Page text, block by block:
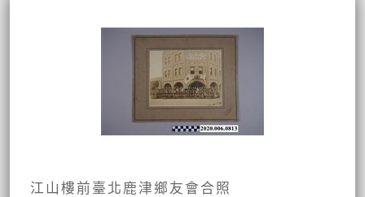
江山樓前臺北鹿津鄉友會合照